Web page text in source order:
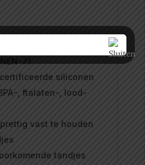
siliconen
, ftalaten-, lood-
vast te houden
tandjes